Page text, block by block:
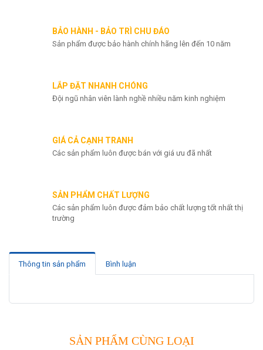
Chat zalo
BẢO HÀNH - BẢO TRÌ CHU ĐÁO
Sản phẩm được bảo hành chính hãng lên đến 10 năm
LẮP ĐẶT NHANH CHÓNG
Đội ngũ nhân viên lành nghề nhiều năm kinh nghiệm
GIÁ CẢ CẠNH TRANH
Các sản phẩm luôn được bán với giá ưu đã nhất
SẢN PHẨM CHẤT LƯỢNG
Các sản phẩm luôn được đảm bảo chất lượng tốt nhất thị
trường
Thông tin sản phẩm Bình luận
SẢN PHẨM CÙNG LOẠI